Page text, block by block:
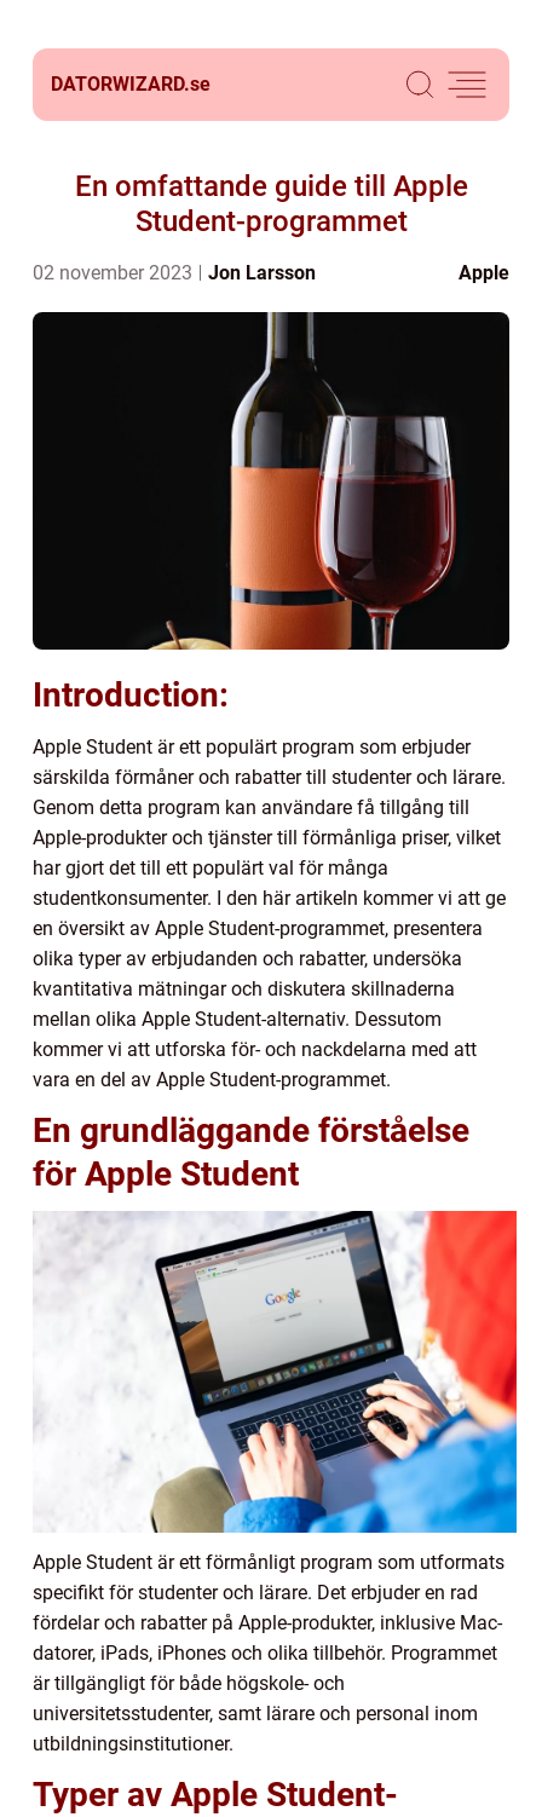
DATORWIZARD.se
En omfattande guide till Apple
Student-programmet
02 november 2023 Jon Larsson Apple
Introduction:
Apple Student är ett populärt program som erbjuder
särskilda förmåner och rabatter till studenter och lärare.
Genom detta program kan användare få tillgång till
Apple-produkter och tjänster till förmånliga priser, vilket
har gjort det till ett populärt val för många
studentkonsumenter. I den här artikeln kommer vi att ge
en översikt av Apple Student-programmet, presentera
olika typer av erbjudanden och rabatter, undersöka
kvantitativa mätningar och diskutera skillnaderna
mellan olika Apple Student-alternativ. Dessutom
kommer vi att utforska för- och nackdelarna med att
vara en del av Apple Student-programmet.
En grundläggande förståelse
för Apple Student
Apple Student är ett förmånligt program som utformats
specifikt för studenter och lärare. Det erbjuder en rad
fördelar och rabatter på Apple-produkter, inklusive Mac-
datorer, iPads, iPhones och olika tillbehör. Programmet
är tillgängligt för både högskole- och
universitetsstudenter, samt lärare och personal inom
utbildningsinstitutioner.
Typer av Apple Student-